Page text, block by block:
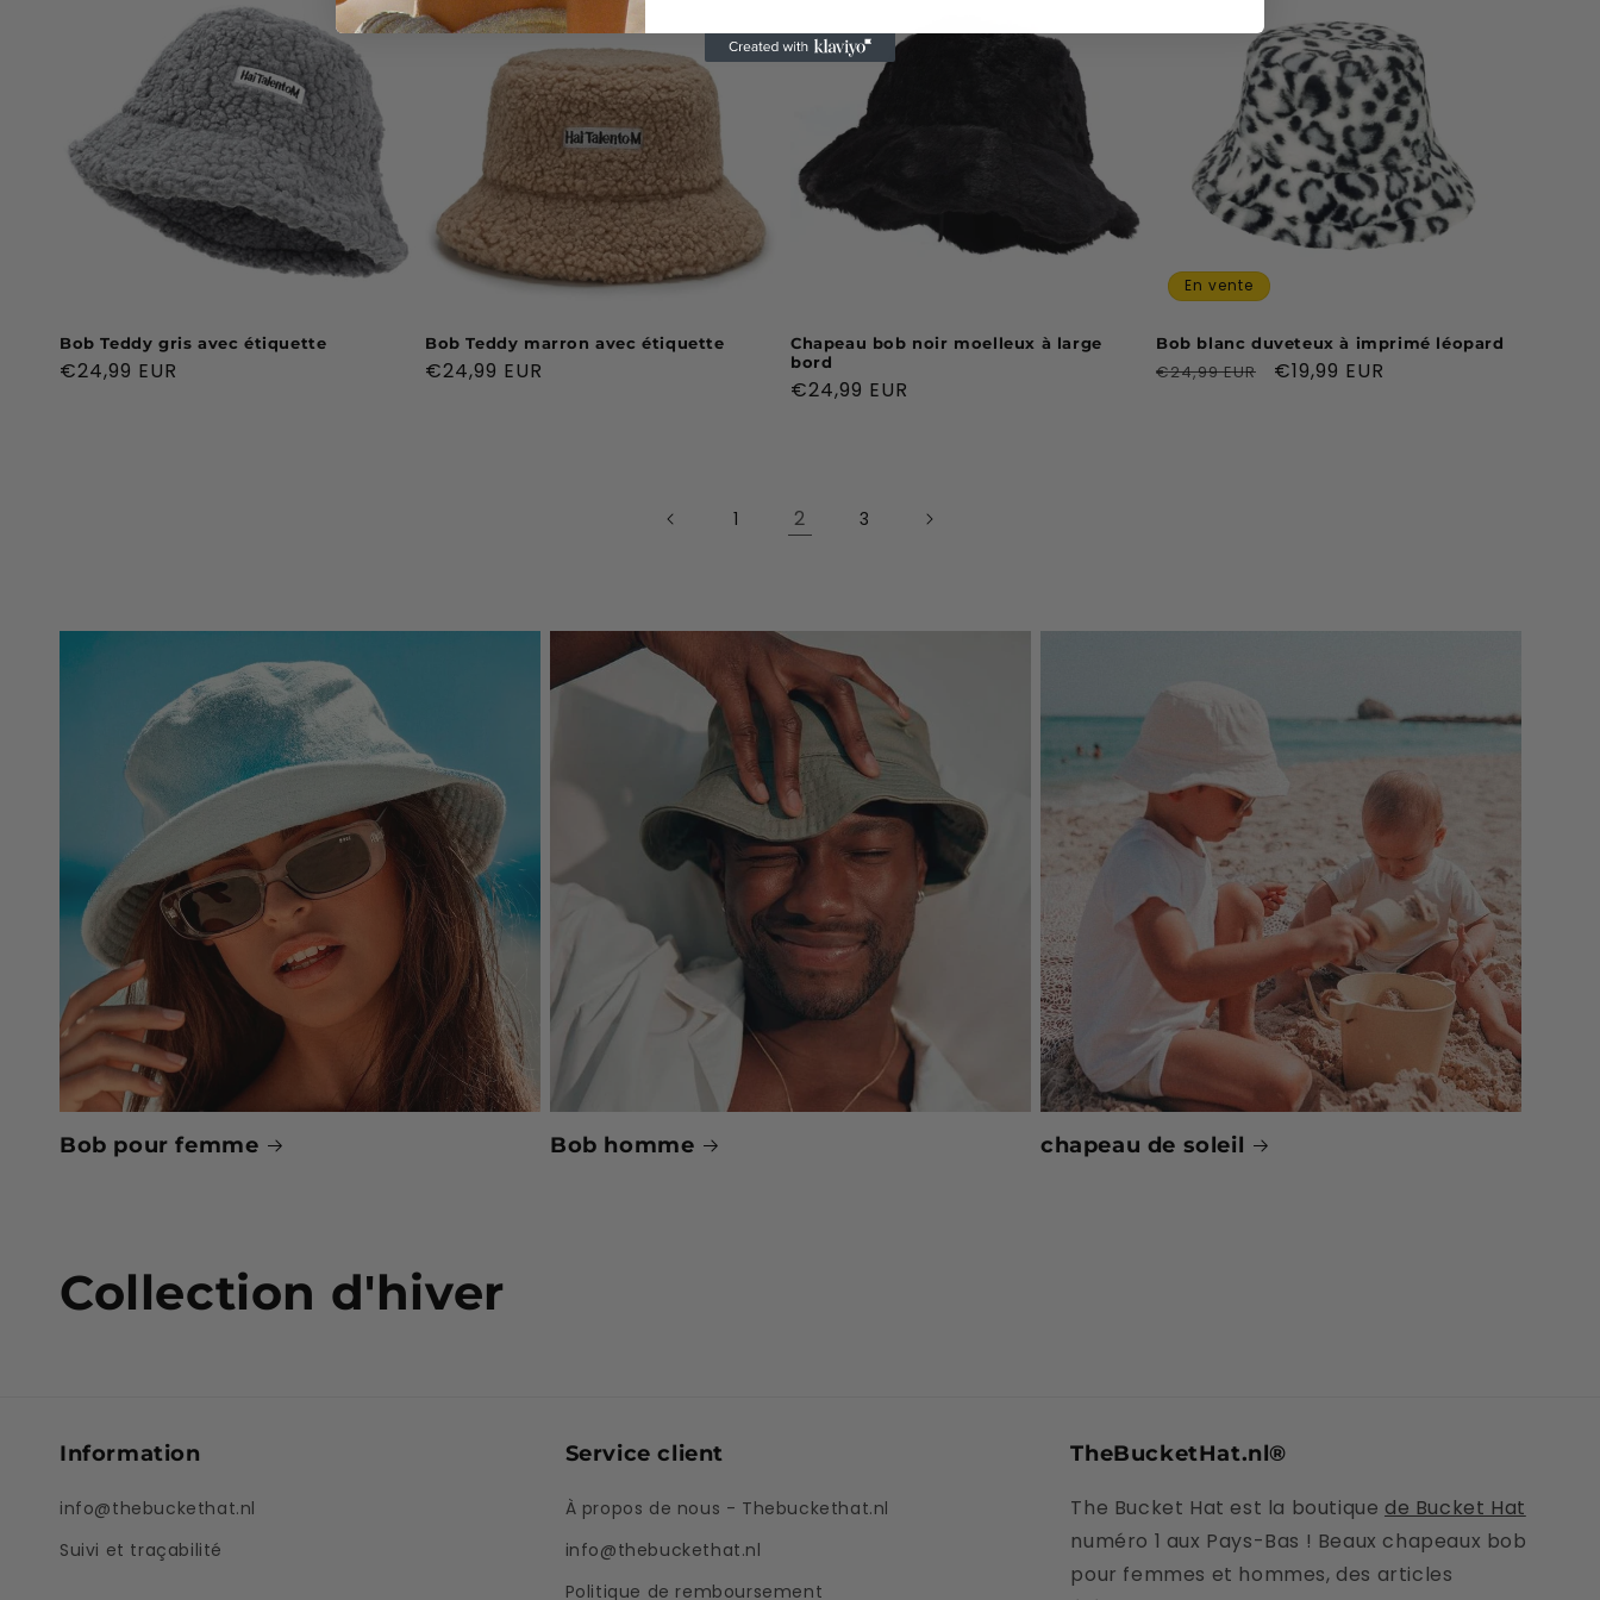
Bob Teddy gris avec étiquette
Prix
€24,99 EUR
Bob Teddy marron avec étiquette
Prix
€24,99 EUR
Chapeau bob noir moelleux à large
bord
Prix
€24,99 EUR
En vente
Bob blanc duveteux à imprimé léopard
Prix
€24,99 EUR
Prix
€19,99 EUR
1 2 3
Bob pour femme Bob homme chapeau de soleil
C
l
e
Collection d'hiver
Information
info@thebuckethat.nl
Suivi et traçabilité
Service client
À propos de nous - Thebuckethat.nl
info@thebuckethat.nl
Politique de remboursement
TheBucketHat.nl®
The Bucket Hat est la boutique de Bucket Hat
numéro 1 aux Pays-Bas ! Beaux chapeaux bob
pour femmes et hommes, des articles